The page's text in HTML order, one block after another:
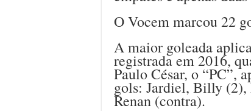
O Vocem marcou 22
A maior goleada
registrada em 2016,
Paulo César, o “PC”,
gols: Jardiel, Billy (2),
Renan (contra).